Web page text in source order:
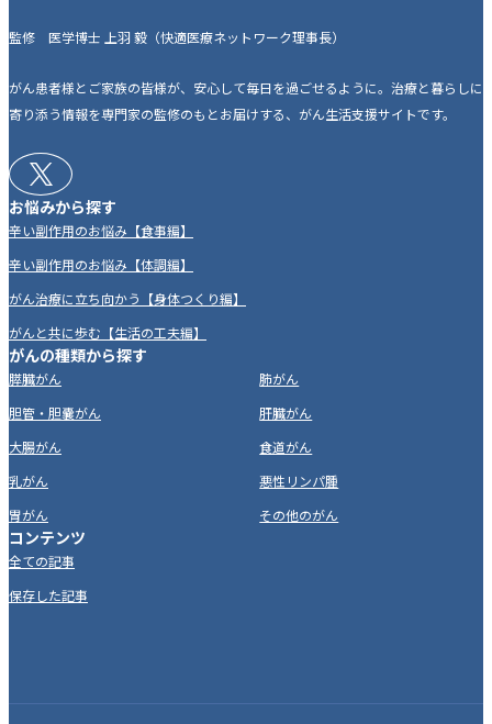
監修 医学博士 上羽 毅（快適医療ネットワーク理事長）
がん患者様とご家族の皆様が、安心して毎日を過ごせるように。治療と暮らしに
寄り添う情報を専門家の監修のもとお届けする、がん生活支援サイトです。
お悩みから探す
辛い副作用のお悩み【食事編】
辛い副作用のお悩み【体調編】
がん治療に立ち向かう【身体つくり編】
がんと共に歩む【生活の工夫編】
がんの種類から探す
膵臓がん
肺がん
胆管・胆嚢がん
肝臓がん
大腸がん
食道がん
乳がん
悪性リンパ腫
胃がん
その他のがん
コンテンツ
全ての記事
保存した記事